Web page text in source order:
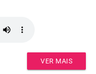
VER MAIS